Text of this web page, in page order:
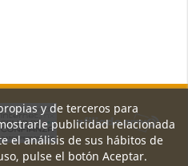
y de terceros para
publicidad relacionada
el análisis de sus hábitos de
pulse el botón Aceptar.